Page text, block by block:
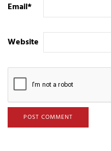
Email*
Website